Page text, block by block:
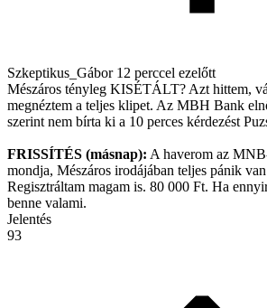
Szkeptikus_Gábor 12 perccel ezelőtt
Mészáros tényleg KISÉTÁLT? Azt hittem,
megnéztem a teljes klipet. Az MBH Bank
szerint nem bírta ki a 10 perces kérdezést
FRISSÍTÉS (másnap): A haverom az
mondja, Mészáros irodájában teljes pánik
Regisztráltam magam is. 80 000 Ft. Ha
benne valami.
Jelentés
93